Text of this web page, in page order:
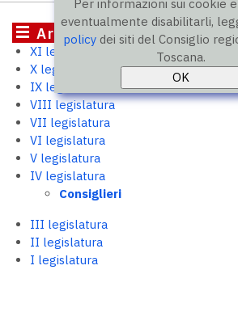
Per informazioni sui cookie
eventualmente disabilitarli,
policy dei siti del Consiglio
Toscana.
Archivio storico
XI legislatura
X legislatura
IX legislatura
VIII legislatura
VII legislatura
VI legislatura
V legislatura
IV legislatura
Consiglieri
III legislatura
II legislatura
I legislatura